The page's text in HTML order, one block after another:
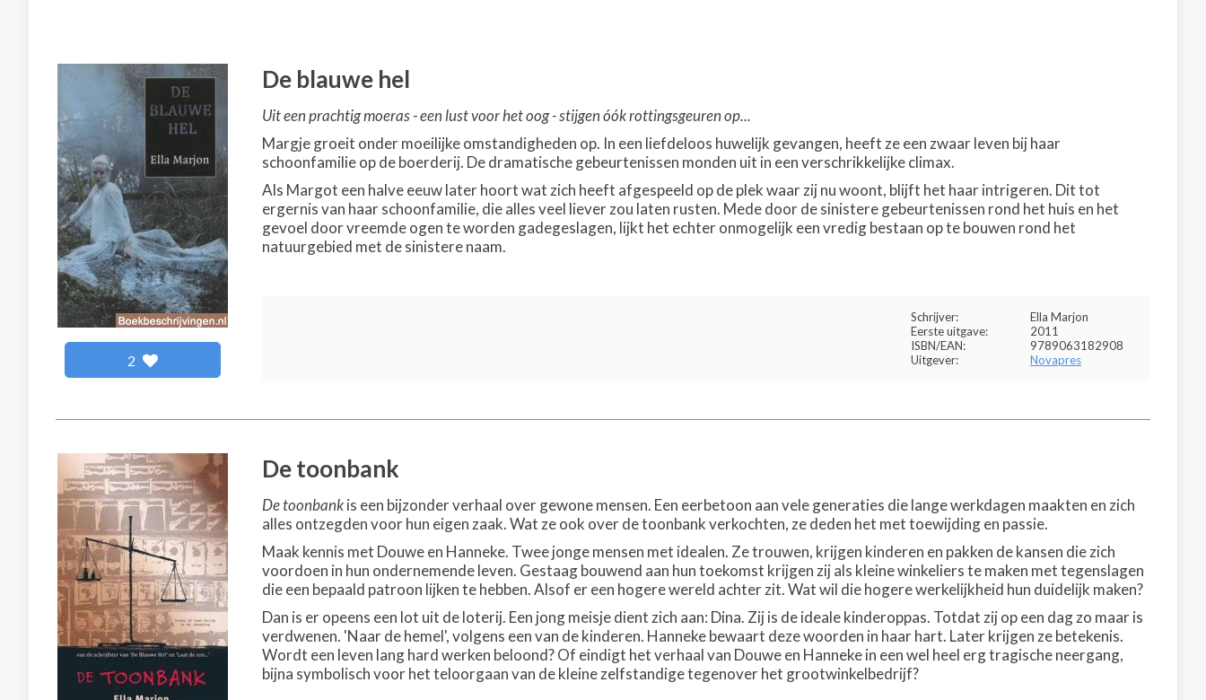
2
De blauwe hel
Uit een prachtig moeras - een lust voor het oog - stijgen óók rottingsgeuren op...
Margje groeit onder moeilijke omstandigheden op. In een liefdeloos huwelijk gevangen, heeft ze een zwaar leven bij haar
schoonfamilie op de boerderij. De dramatische gebeurtenissen monden uit in een verschrikkelijke climax.
Als Margot een halve eeuw later hoort wat zich heeft afgespeeld op de plek waar zij nu woont, blijft het haar intrigeren. Dit tot
ergernis van haar schoonfamilie, die alles veel liever zou laten rusten. Mede door de sinistere gebeurtenissen rond het huis en het
gevoel door vreemde ogen te worden gadegeslagen, lijkt het echter onmogelijk een vredig bestaan op te bouwen rond het
natuurgebied met de sinistere naam.
Schrijver:
Ella Marjon
Eerste uitgave:
2011
ISBN/EAN:
9789063182908
Uitgever:
Novapres
De toonbank
De toonbankis een bijzonder verhaal over gewone mensen. Een eerbetoon aan vele generaties die lange werkdagen maakten en zich
alles ontzegden voor hun eigen zaak. Wat ze ook over de toonbank verkochten, ze deden het met toewijding en passie.
Maak kennis met Douwe en Hanneke. Twee jonge mensen met idealen. Ze trouwen, krijgen kinderen en pakken de kansen die zich
voordoen in hun ondernemende leven. Gestaag bouwend aan hun toekomst krijgen zij als kleine winkeliers te maken met tegenslagen
die een bepaald patroon lijken te hebben. Alsof er een hogere wereld achter zit. Wat wil die hogere werkelijkheid hun duidelijk maken?
Dan is er opeens een lot uit de loterij. Een jong meisje dient zich aan: Dina. Zij is de ideale kinderoppas. Totdat zij op een dag zo maar is
verdwenen. 'Naar de hemel', volgens een van de kinderen. Hanneke bewaart deze woorden in haar hart. Later krijgen ze betekenis.
Wordt een leven lang hard werken beloond? Of eindigt het verhaal van Douwe en Hanneke in een wel heel erg tragische neergang,
bijna symbolisch voor het teloorgaan van de kleine zelfstandige tegenover het grootwinkelbedrijf?